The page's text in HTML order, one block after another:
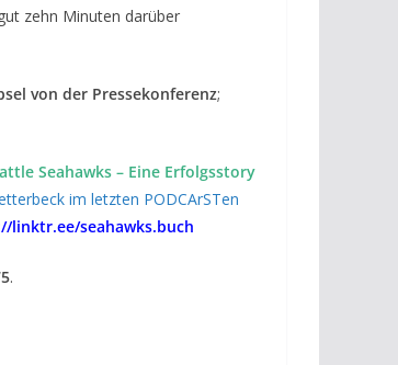
zehn Minuten darüber
von der Pressekonferenz;
Seahawks – Eine Erfolgsstory
im letzten PODCArSTen
linktr.ee/seahawks.buch
.